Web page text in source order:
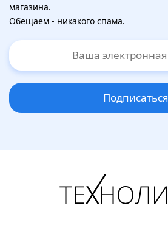
магазина.
Обещаем - никакого спама.
Подписаться